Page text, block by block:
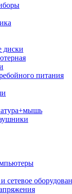
диски
питания
сетевое